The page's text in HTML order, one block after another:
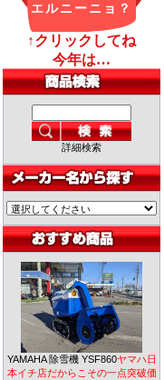
詳細検索
YAMAHA 除雪機 YSF860ヤマハ日
本イチ店だからこその一点突破価